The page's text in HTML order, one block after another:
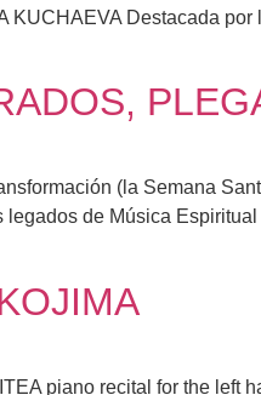
Destacada
(la Semana
de Música
piano recital for the left